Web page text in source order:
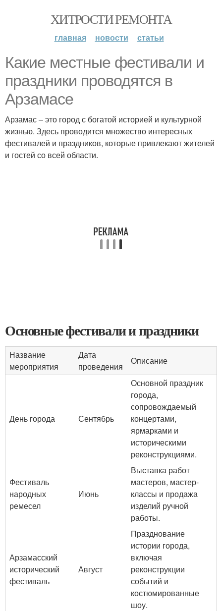
ХИТРОСТИ РЕМОНТА
главная новости статьи
Какие местные фестивали и
праздники проводятся в
Арзамасе
Арзамас – это город с богатой историей и культурной
жизнью. Здесь проводится множество интересных
фестивалей и праздников, которые привлекают жителей
и гостей со всей области.
Основные фестивали и праздники
Название
мероприятия
Дата
проведения
Описание
День города Сентябрь
Основной праздник
города,
сопровождаемый
концертами,
ярмарками и
историческими
реконструкциями.
Фестиваль
народных
ремесел
Июнь
Выставка работ
мастеров, мастер-
классы и продажа
изделий ручной
работы.
Арзамасский
исторический
фестиваль
Август
Празднование
истории города,
включая
реконструкции
событий и
костюмированные
шоу.